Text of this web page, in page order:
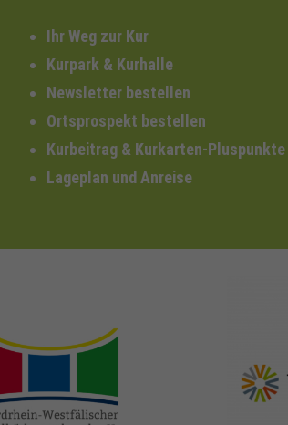
Ihr Weg zur Kur
Kurpark & Kurhalle
Newsletter bestellen
Ortsprospekt bestellen
Kurbeitrag & Kurkarten-Pluspunkte
Lageplan und Anreise